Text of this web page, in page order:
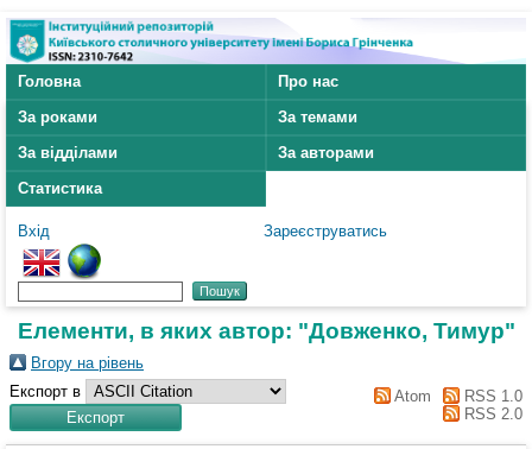
Головна
Про нас
За роками
За темами
За відділами
За авторами
Статистика
Вхід Зареєструватись
Елементи, в яких автор: "Довженко, Тимур"
Вгору на рівень
Експорт в
Atom
RSS 1.0
RSS 2.0